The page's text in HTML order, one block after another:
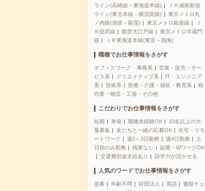
ライン(高崎線－東海道本線)
ＪＲ湘南新宿
ライン(東北本線－横須賀線)
東京メトロ丸
ノ内線(池袋－荻窪)
東京メトロ銀座線
Ｊ
Ｒ総武線
都営大江戸線
東京メトロ半蔵門
線
ＪＲ東海道本線(東京－熱海)
職種でお仕事情報をさがす
オフィスワーク・事務系
営業・販売・サー
ビス系
クリエイティブ系
IT・エンジニア
系
技術系 医療・介護・福祉・教育系
軽
作業・物流・工場・その他
こだわりでお仕事情報をさがす
短期 単発 職種未経験OK
10名以上の大
量募集
友だちと一緒の応募OK
在宅・リモ
ートワーク
週2～3日勤務 週4日勤務
土
日祝のみ勤務
残業なし
副業・WワークOK
交通費別途支給あり
語学力が活かせる
人気のワードでお仕事情報をさがす
急募 年齢不問 財団法人 英語
書類チェ